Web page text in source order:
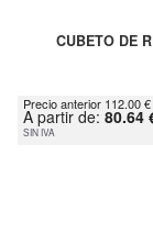
CUBETO DE
Precio anterior 112.00 €
A partir de: 80.64
SIN IVA